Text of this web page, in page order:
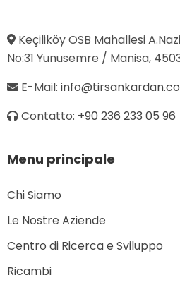
Keçiliköy OSB Mahallesi
No:31 Yunusemre / Manisa,
E-Mail:
Contatto: +90 236 233 05 96
Menu principale
Chi Siamo
Le Nostre Aziende
Centro di Ricerca e Sviluppo
Ricambi